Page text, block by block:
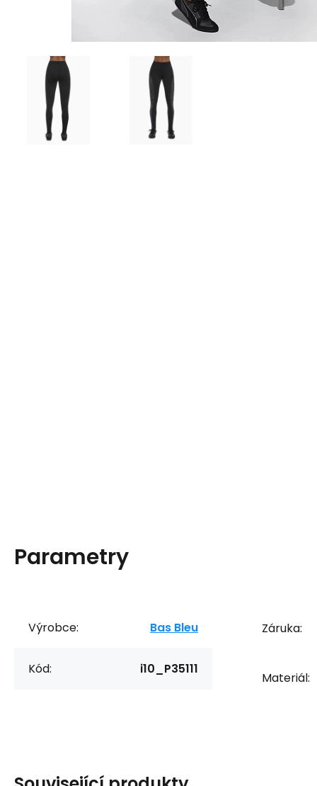
Parametry
Výrobce: Bas Bleu
Kód: i10_P35111
Záruka:
Materiál: